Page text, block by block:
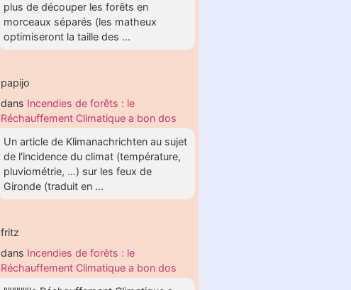
plus de découper les forêts en
morceaux séparés (les matheux
optimiseront la taille des ...
papijo
dans Incendies de forêts : le
Réchauffement Climatique a bon dos
Un article de Klimanachrichten au sujet
de l'incidence du climat (température,
pluviométrie, ...) sur les feux de
Gironde (traduit en ...
fritz
dans Incendies de forêts : le
Réchauffement Climatique a bon dos